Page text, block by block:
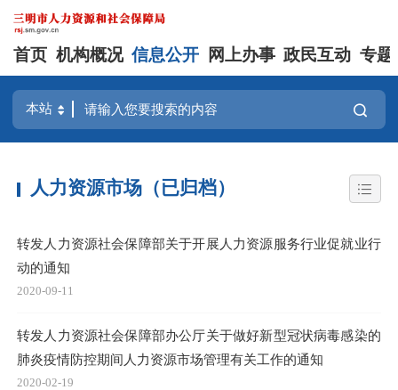
首页 机构概况 信息公开 网上办事 政民互动 专题
人力资源市场（已归档）
转发人力资源社会保障部关于开展人力资源服务行业促就业行
动的通知
2020-09-11
转发人力资源社会保障部办公厅关于做好新型冠状病毒感染的
肺炎疫情防控期间人力资源市场管理有关工作的通知
2020-02-19